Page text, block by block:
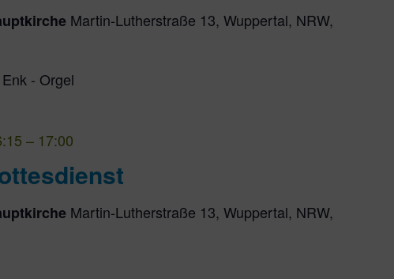
Martin-Lutherstraße 13, Wuppertal, NRW,
- Orgel
– 17:00
Martin-Lutherstraße 13, Wuppertal, NRW,